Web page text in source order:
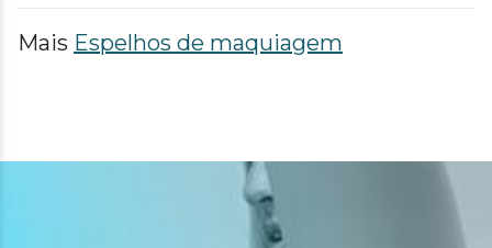
Mais Espelhos de maquiagem